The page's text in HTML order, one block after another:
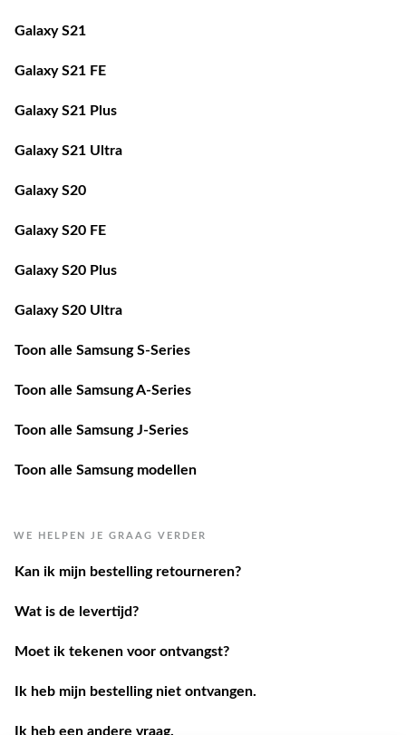
Galaxy S21
Galaxy S21 FE
Galaxy S21 Plus
Galaxy S21 Ultra
Galaxy S20
Galaxy S20 FE
Galaxy S20 Plus
Galaxy S20 Ultra
Toon alle Samsung S-Series
Toon alle Samsung A-Series
Toon alle Samsung J-Series
Toon alle Samsung modellen
WE HELPEN JE GRAAG VERDER
Kan ik mijn bestelling retourneren?
Wat is de levertijd?
Moet ik tekenen voor ontvangst?
Ik heb mijn bestelling niet ontvangen.
Ik heb een andere vraag.